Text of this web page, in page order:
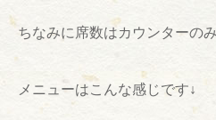
ちなみに席数はカウンターの
メニューはこんな感じです↓